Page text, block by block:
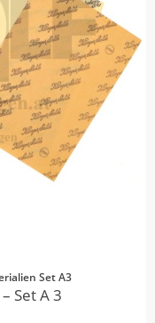
Set A3
Set A 3